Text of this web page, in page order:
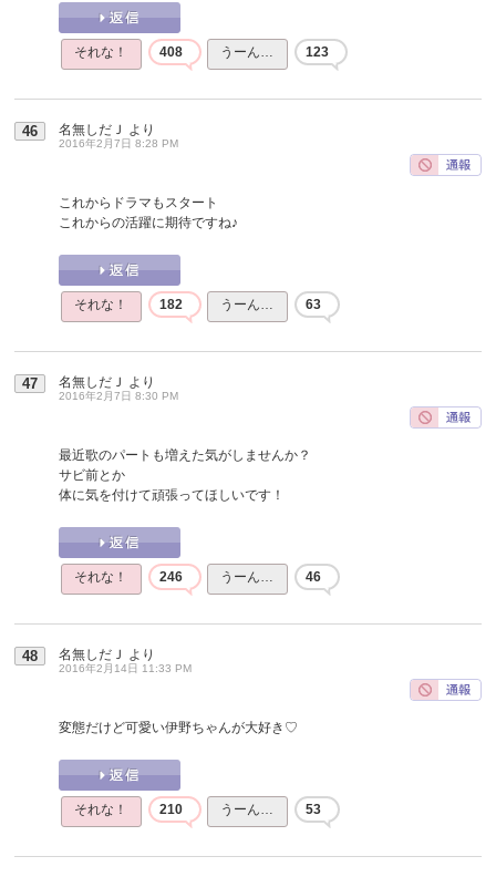
それな！ 408 うーん… 123
46 名無しだＪ より
2016年2月7日 8:28 PM
これからドラマもスタート
これからの活躍に期待ですね♪
それな！ 182 うーん… 63
47 名無しだＪ より
2016年2月7日 8:30 PM
最近歌のパートも増えた気がしませんか？
サビ前とか
体に気を付けて頑張ってほしいです！
それな！ 246 うーん… 46
48 名無しだＪ より
2016年2月14日 11:33 PM
変態だけど可愛い伊野ちゃんが大好き♡
それな！ 210 うーん… 53